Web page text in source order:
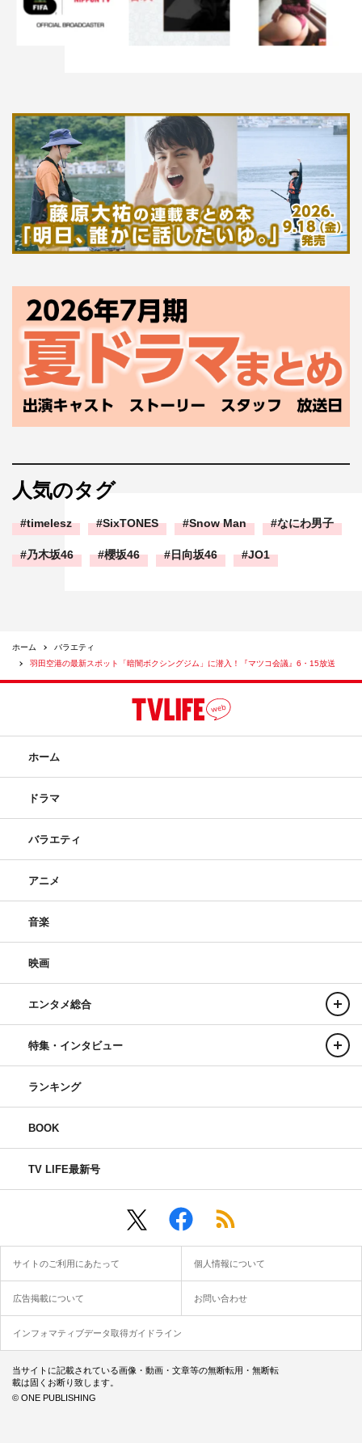
人気のタグ
timelesz SixTONES Snow Man なにわ男子
乃木坂46 櫻坂46 日向坂46 JO1
ホーム
バラエティ
羽田空港の最新スポット「暗闇ボクシングジム」に潜入！『マツコ会議』6・15放送
ホーム
ドラマ
バラエティ
アニメ
音楽
映画
エンタメ総合
特集・インタビュー
ランキング
BOOK
TV LIFE最新号
サイトのご利用にあたって 個人情報について
広告掲載について お問い合わせ
インフォマティブデータ取得ガイドライン
当サイトに記載されている画像・動画・文章等の無断転用・無断転
載は固くお断り致します。
© ONE PUBLISHING